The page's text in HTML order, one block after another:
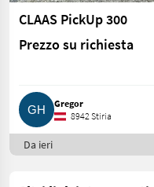
CLAAS PickUp 300
Prezzo su richiesta
Gregor
8942 Stiria
Da ieri